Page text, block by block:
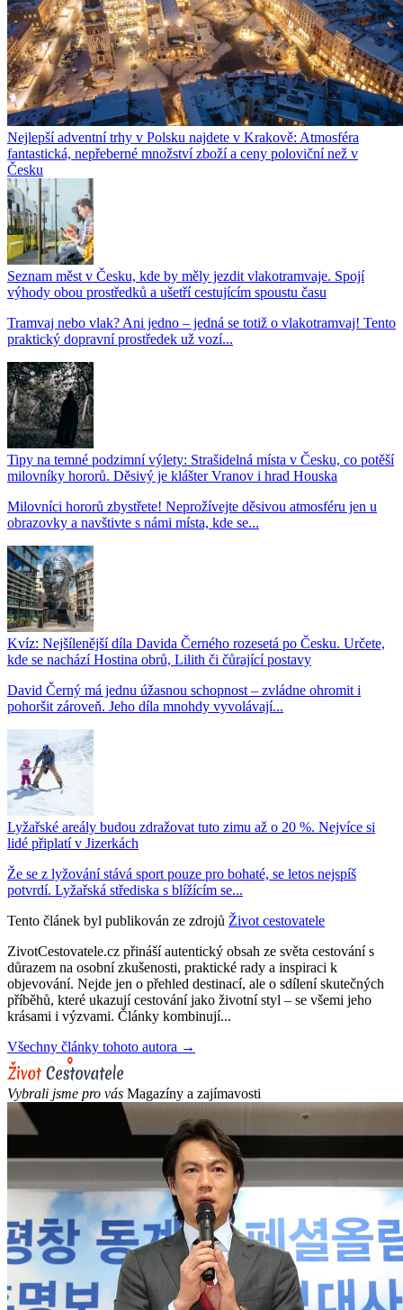
Nejlepší adventní trhy v Polsku najdete v Krakově: Atmosféra
fantastická, nepřeberné množství zboží a ceny poloviční než v
Česku
Seznam měst v Česku, kde by měly jezdit vlakotramvaje. Spojí
výhody obou prostředků a ušetří cestujícím spoustu času
Tramvaj nebo vlak? Ani jedno – jedná se totiž o vlakotramvaj! Tento
praktický dopravní prostředek už vozí...
Tipy na temné podzimní výlety: Strašidelná místa v Česku, co potěší
milovníky hororů. Děsivý je klášter Vranov i hrad Houska
Milovníci hororů zbystřete! Neprožívejte děsivou atmosféru jen u
obrazovky a navštivte s námi místa, kde se...
Kvíz: Nejšílenější díla Davida Černého rozesetá po Česku. Určete,
kde se nachází Hostina obrů, Lilith či čůrající postavy
David Černý má jednu úžasnou schopnost – zvládne ohromit i
pohoršit zároveň. Jeho díla mnohdy vyvolávají...
Lyžařské areály budou zdražovat tuto zimu až o 20 %. Nejvíce si
lidé připlatí v Jizerkách
Že se z lyžování stává sport pouze pro bohaté, se letos nejspíš
potvrdí. Lyžařská střediska s blížícím se...
Tento článek byl publikován ze zdrojů Život cestovatele
ZivotCestovatele.cz přináší autentický obsah ze světa cestování s
důrazem na osobní zkušenosti, praktické rady a inspiraci k
objevování. Nejde jen o přehled destinací, ale o sdílení skutečných
příběhů, které ukazují cestování jako životní styl – se všemi jeho
krásami i výzvami. Články kombinují...
Všechny články tohoto autora →
Vybrali jsme pro vás Magazíny a zajímavosti